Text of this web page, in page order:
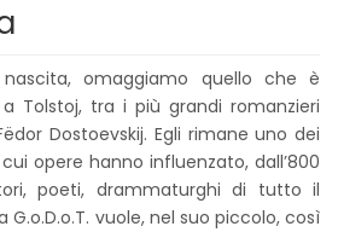
omaggiamo quello che è
Tolstoj, tra i più grandi romanzieri
Dostoevskij. Egli rimane uno dei
opere hanno influenzato, dall’800
poeti, drammaturghi di tutto il
vuole, nel suo piccolo, così